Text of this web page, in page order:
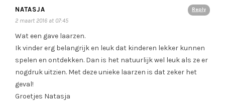
Reply
NATASJA
2 maart 2016 at 07:45
Wat een gave laarzen.
Ik vinder erg belangrijk en leuk dat kinderen lekker kunnen
spelen en ontdekken. Dan is het natuurlijk wel leuk als ze er
nogdruk uitzien. Met deze unieke laarzen is dat zeker het
geval!
Groetjes Natasja